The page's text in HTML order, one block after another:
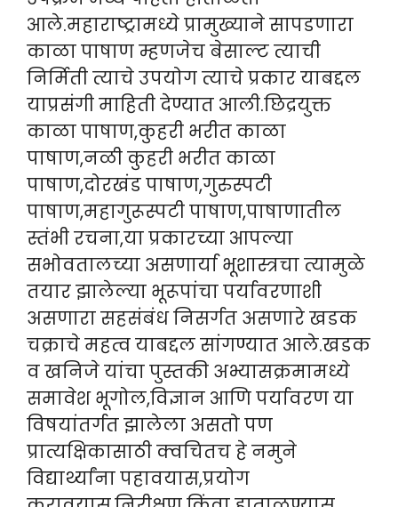
आले.महाराष्ट्रामध्ये प्रामुख्याने सापडणारा
काळा पाषाण म्हणजेच बेसाल्ट त्याची
निर्मिती त्याचे उपयोग त्याचे प्रकार याबद्दल
याप्रसंगी माहिती देण्यात आली.छिद्रयुक्त
काळा पाषाण,कुहरी भरीत काळा
पाषाण,नळी कुहरी भरीत काळा
पाषाण,दोरखंड पाषाण,गुरुस्पटी
पाषाण,महागुरूस्पटी पाषाण,पाषाणातील
स्तंभी रचना,या प्रकारच्या आपल्या
सभोवतालच्या असणार्या भूशास्त्रचा त्यामुळे
तयार झालेल्या भूरूपांचा पर्यावरणाशी
असणारा सहसंबंध निसर्गत असणारे खडक
चक्राचे महत्व याबद्दल सांगण्यात आले.खडक
व खनिजे यांचा पुस्तकी अभ्यासक्रमामध्ये
समावेश भूगोल,विज्ञान आणि पर्यावरण या
विषयांतर्गत झालेला असतो पण
प्रात्यक्षिकासाठी क्वचितच हे नमुने
विद्यार्थ्यांना पहावयास,प्रयोग